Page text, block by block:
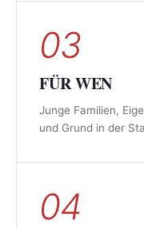
03
FÜR WEN
Junge Familien,
und Grund in der
04